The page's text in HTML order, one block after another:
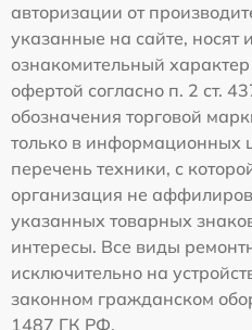
авторизации от
указанные на сайте, носят
ознакомительный
офертой согласно п. 2 ст.
обозначения торговой
только в информационных
перечень техники, с
организация не
указанных товарных
интересы. Все виды
исключительно на
законном гражданском
1487 ГК РФ.